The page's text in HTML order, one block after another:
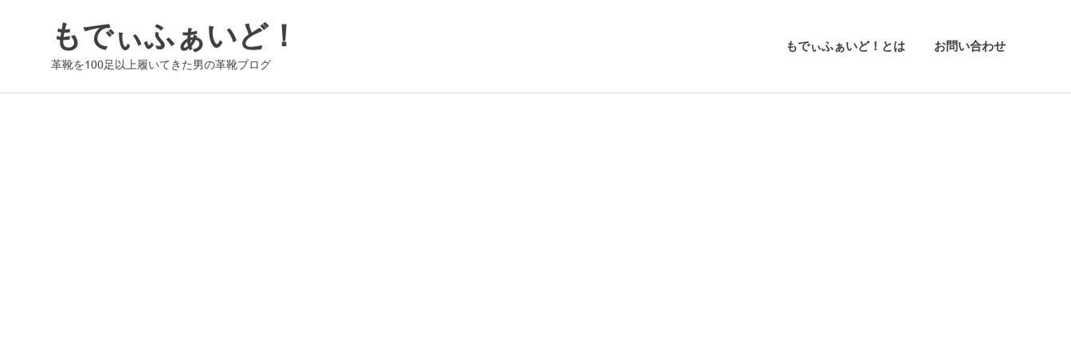
もでぃふぁいど！
革靴を100足以上履いてきた男の革靴ブログ
もでぃふぁいど！とは お問い合わせ